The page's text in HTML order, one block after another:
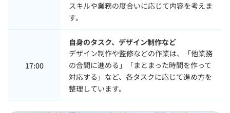
スキルや業務の度合いに応じて内容を考えま
す。
17:00
自身のタスク、デザイン制作など
デザイン制作や監修などの作業は、「他業務
の合間に進める」「まとまった時間を作って
対応する」など、各タスクに応じて進め方を
整理しています。